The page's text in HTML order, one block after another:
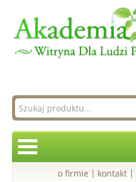
o firmie kontakt